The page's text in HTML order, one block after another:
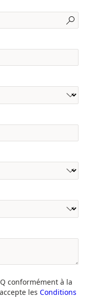
conformément à la
les Conditions